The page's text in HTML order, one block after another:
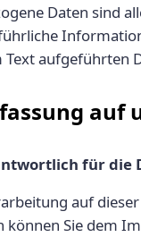
Daten sind
Text aufgeführten
auf
für die
auf
können Sie dem